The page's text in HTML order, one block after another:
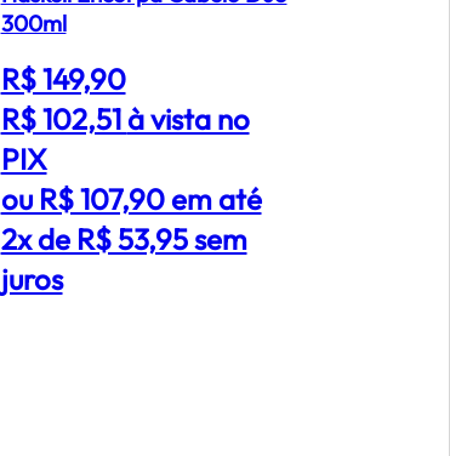
300ml
R$ 149,90
R$ 102,51à vista no
PIX
ou R$ 107,90 em até
2x de R$ 53,95 sem
juros